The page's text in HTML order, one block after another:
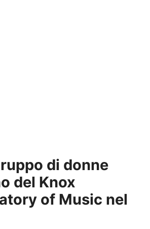
di donne
del Knox
of Music nel